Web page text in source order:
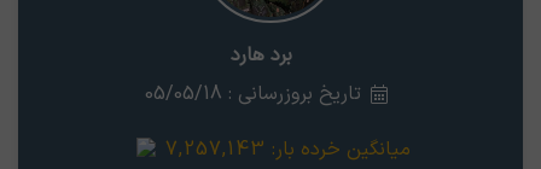
برد هارد
تاریخ بروزرسانی : 05/05/18
میانگین خرده بار: 7,257,143